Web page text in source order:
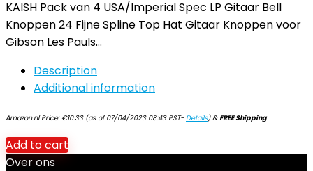
KAISH Pack van 4 USA/Imperial Spec LP Gitaar Bell
Knoppen 24 Fijne Spline Top Hat Gitaar Knoppen voor
Gibson Les Pauls…
Description
Additional information
Amazon.nl Price: €10.33(as of 07/04/2023 08:43 PST-Details)&FREE Shipping.
Add to cart
Over ons